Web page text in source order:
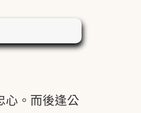
心。而後逢公